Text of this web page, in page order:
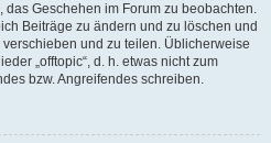
das Geschehen im Forum zu beobachten.
Beiträge zu ändern und zu löschen und
und zu teilen. Üblicherweise
„offtopic“, d. h. etwas nicht zum
bzw. Angreifendes schreiben.